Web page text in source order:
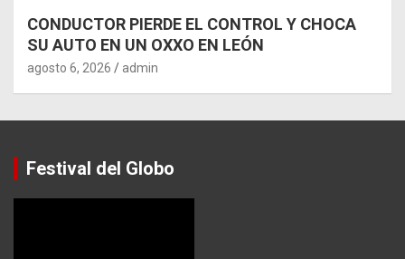
CONDUCTOR PIERDE EL CONTROL Y CHOCA
SU AUTO EN UN OXXO EN LEÓN
agosto 6, 2026 admin
Festival del Globo